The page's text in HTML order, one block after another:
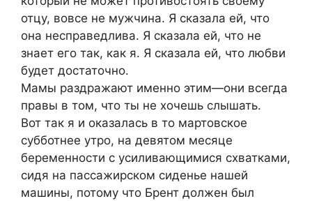
отцу, вовсе не мужчина. Я сказала ей, что
она несправедлива. Я сказала ей, что не
знает его так, как я. Я сказала ей, что любви
будет достаточно.
Мамы раздражают именно этим—они всегда
правы в том, что ты не хочешь слышать.
Вот так я и оказалась в то мартовское
субботнее утро, на девятом месяце
беременности с усиливающимися схватками,
сидя на пассажирском сиденье нашей
машины, потому что Брент должен был